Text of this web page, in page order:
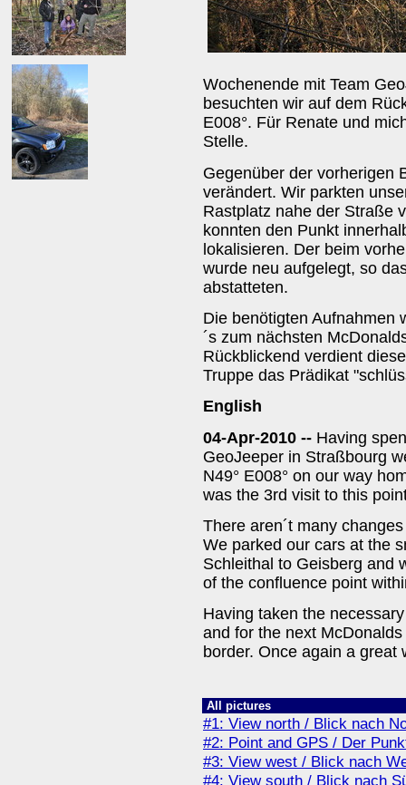
Wochenende mit Team
besuchten wir auf dem
E008°. Für Renate und
Stelle.
Gegenüber der vorherigen
verändert. Wir parkten
Rastplatz nahe der Straße
konnten den Punkt
lokalisieren. Der beim
wurde neu aufgelegt, so
abstatteten.
Die benötigten Aufnahmen
´s zum nächsten
Rückblickend verdient
Truppe das Prädikat
English
04-Apr-2010 -- Having
GeoJeeper in Straßbourg
N49° E008° on our way
was the 3rd visit to this
There aren´t many
We parked our cars at the
Schleithal to Geisberg and
of the confluence point
Having taken the
and for the next
border. Once again a great
All pictures
#1: View north / Blick nach
#2: Point and GPS / Der
#3: View west / Blick nach
#4: View south / Blick nach